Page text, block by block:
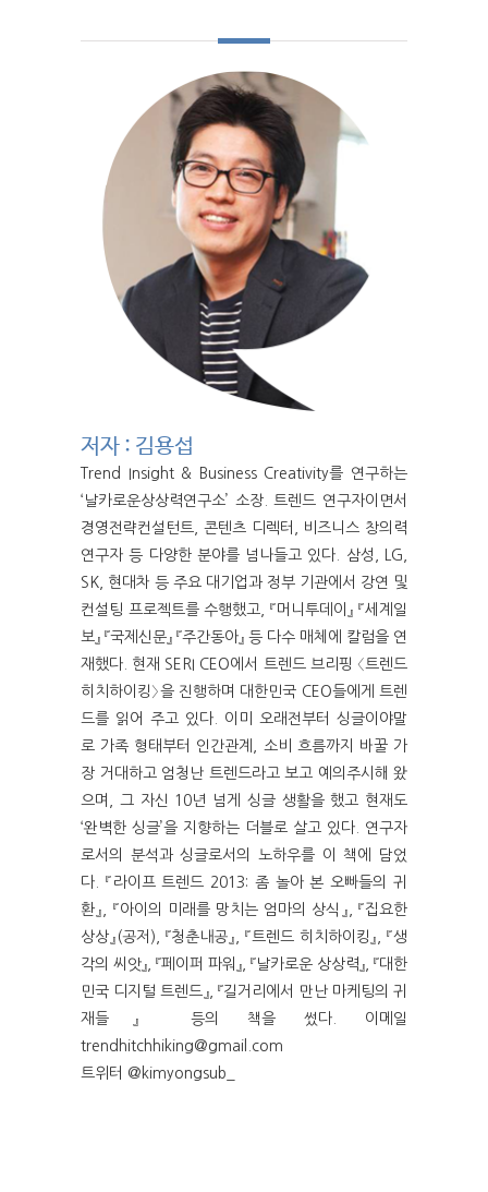
저자 : 김용섭
Trend Insight & Business Creativity를 연구하는
‘날카로운상상력연구소’ 소장. 트렌드 연구자이면서
경영전략컨설턴트, 콘텐츠 디렉터, 비즈니스 창의력
연구자 등 다양한 분야를 넘나들고 있다. 삼성, LG,
SK, 현대차 등 주요 대기업과 정부 기관에서 강연 및
컨설팅 프로젝트를 수행했고, 『머니투데이』 『세계일
보』 『국제신문』 『주간동아』 등 다수 매체에 칼럼을 연
재했다. 현재 SERI CEO에서 트렌드 브리핑 〈트렌드
히치하이킹〉을 진행하며 대한민국 CEO들에게 트렌
드를 읽어 주고 있다. 이미 오래전부터 싱글이야말
로 가족 형태부터 인간관계, 소비 흐름까지 바꿀 가
장 거대하고 엄청난 트렌드라고 보고 예의주시해 왔
으며, 그 자신 10년 넘게 싱글 생활을 했고 현재도
‘완벽한 싱글’을 지향하는 더블로 살고 있다. 연구자
로서의 분석과 싱글로서의 노하우를 이 책에 담었
다. 『라이프 트렌드 2013: 좀 놀아 본 오빠들의 귀
환』, 『아이의 미래를 망치는 엄마의 상식』, 『집요한
상상』(공저), 『청춘내공』, 『트렌드 히치하이킹』, 『생
각의 씨앗』, 『페이퍼 파워』, 『날카로운 상상력』, 『대한
민국 디지털 트렌드』, 『길거리에서 만난 마케팅의 귀
재들』 등의 책을 썼다. 이메일
trendhitchhiking@gmail.com
트위터 @kimyongsub_